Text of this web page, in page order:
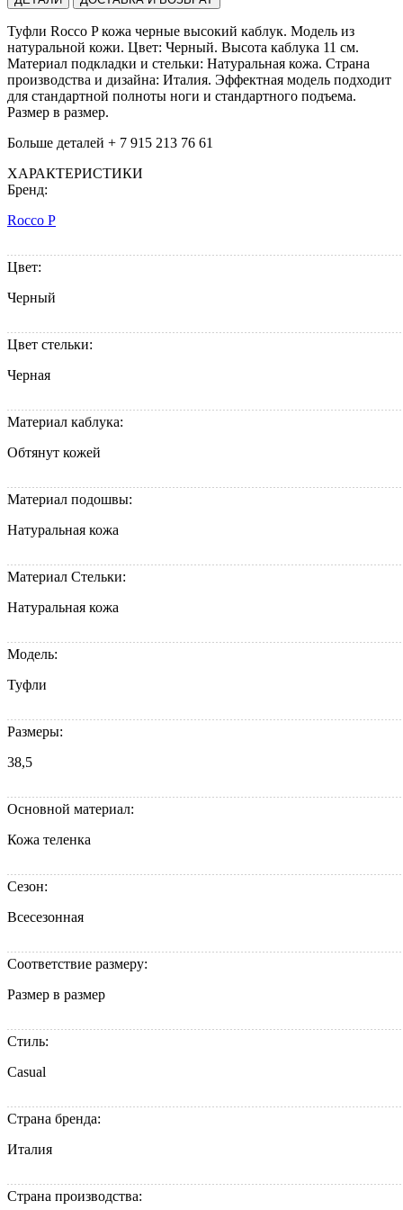
Туфли Rocco P кожа черные выcокий каблук. Модель из
натуральной кожи. Цвет: Черный. Высота каблука 11 см.
Материал подкладки и стельки: Натуральная кожа. Страна
производства и дизайна: Италия. Эффектная модель подходит
для стандартной полноты ноги и стандартного подъема.
Размер в размер.
Больше деталей + 7 915 213 76 61
ХАРАКТЕРИСТИКИ
Бренд:
Rocco P
Цвет:
Черный
Цвет стельки:
Черная
Материал каблука:
Обтянут кожей
Материал подошвы:
Натуральная кожа
Материал Стельки:
Натуральная кожа
Модель:
Туфли
Размеры:
38,5
Основной материал:
Кожа теленка
Сезон:
Всесезонная
Соответствие размеру:
Размер в размер
Стиль:
Casual
Страна бренда:
Италия
Страна производства: